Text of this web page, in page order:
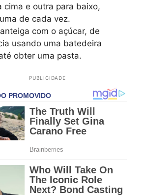
cima e outra para baixo,
de cada vez.
com o açúcar, de
usando uma batedeira
obter uma pasta.
PUBLICIDADE